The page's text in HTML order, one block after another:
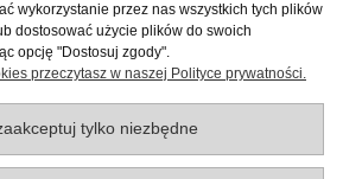
O nas
pełną wersję strony
internetowy Shoper Premium
wykorzystanie przez nas wszystkich tych plików
dostosować użycie plików do swoich
opcję "Dostosuj zgody".
przeczytasz w naszej Polityce prywatności.
tylko niezbędne